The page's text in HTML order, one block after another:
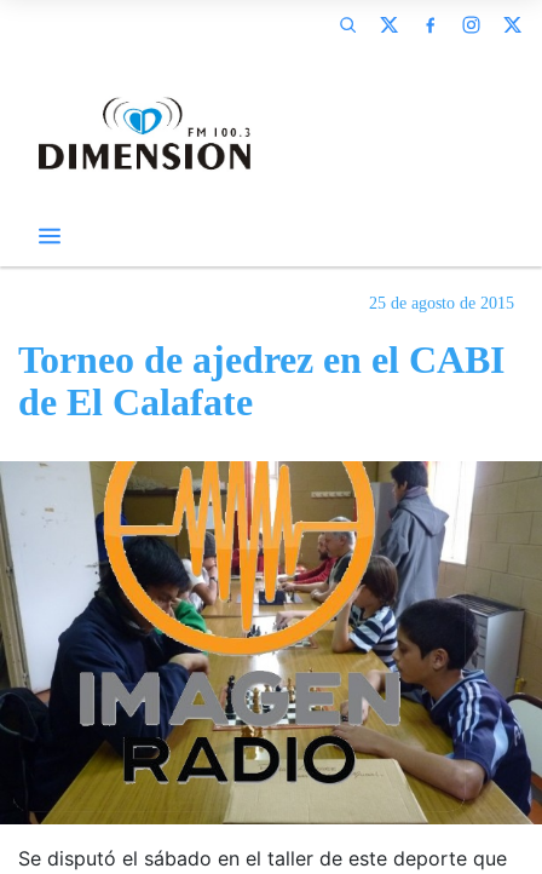
25 de agosto de 2015
Torneo de ajedrez en el CABI
de El Calafate
Se disputó el sábado en el taller de este deporte que